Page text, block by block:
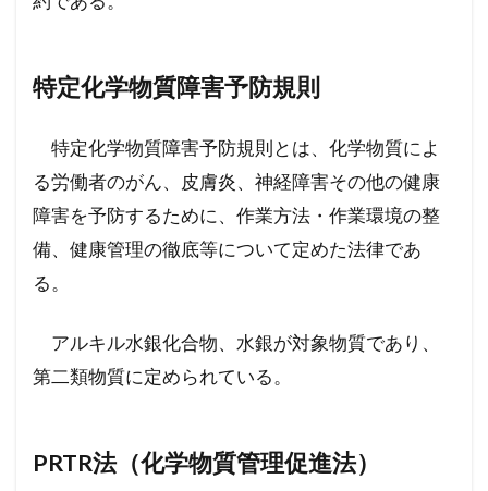
特定化学物質障害予防規則
特定化学物質障害予防規則とは、化学物質によ
る労働者のがん、皮膚炎、神経障害その他の健康
障害を予防するために、作業方法・作業環境の整
備、健康管理の徹底等について定めた法律であ
る。
アルキル水銀化合物、水銀が対象物質であり、
第二類物質に定められている。
PRTR法（化学物質管理促進法）